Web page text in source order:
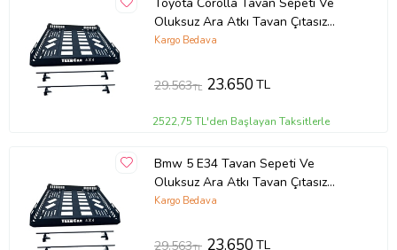
Oluksuz Ara Atkı Tavan Çıtasız
Araçlara
Kargo Bedava
29.563TL 23.650TL
2522,75 TL'den Başlayan Taksitlerle
Bmw 5 E34 Tavan Sepeti Ve
Oluksuz Ara Atkı Tavan Çıtasız
Araçlara
Kargo Bedava
29.563 23.650TL